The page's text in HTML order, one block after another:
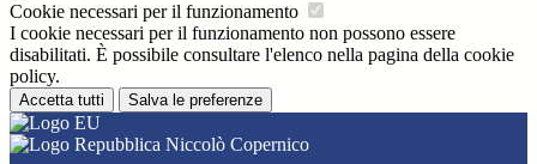
Cookie necessari per il funzionamento
I cookie necessari per il funzionamento non possono essere
disabilitati. È possibile consultare l'elenco nella pagina della cookie
policy.
Accetta tutti Salva le preferenze
Niccolò Copernico